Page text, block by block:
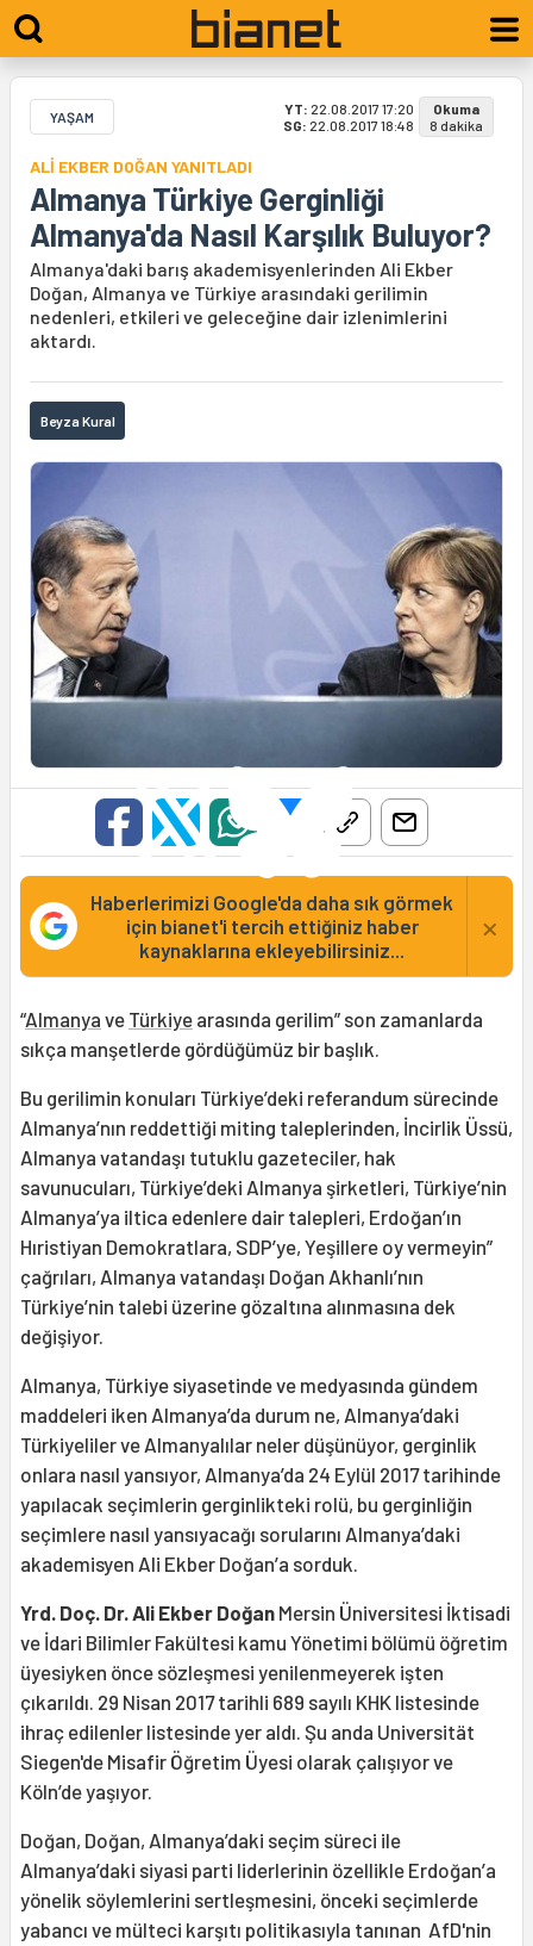
YAŞAM YT: 22.08.2017 17:20
SG: 22.08.2017 18:48
Okuma
8 dakika
ALİ EKBER DOĞAN YANITLADI
Almanya Türkiye Gerginliği
Almanya'da Nasıl Karşılık Buluyor?
Almanya'daki barış akademisyenlerinden Ali Ekber
Doğan, Almanya ve Türkiye arasındaki gerilimin
nedenleri, etkileri ve geleceğine dair izlenimlerini
aktardı.
Beyza Kural
Haberlerimizi Google'da daha sık görmek
için bianet'i tercih ettiğiniz haber
kaynaklarına ekleyebilirsiniz...
×
“Almanya ve Türkiye arasında gerilim” son zamanlarda
sıkça manşetlerde gördüğümüz bir başlık.
Bu gerilimin konuları Türkiye’deki referandum sürecinde
Almanya’nın reddettiği miting taleplerinden, İncirlik Üssü,
Almanya vatandaşı tutuklu gazeteciler, hak
savunucuları, Türkiye’deki Almanya şirketleri, Türkiye’nin
Almanya’ya iltica edenlere dair talepleri, Erdoğan’ın
Hıristiyan Demokratlara, SDP’ye, Yeşillere oy vermeyin”
çağrıları, Almanya vatandaşı Doğan Akhanlı’nın
Türkiye’nin talebi üzerine gözaltına alınmasına dek
değişiyor.
Almanya, Türkiye siyasetinde ve medyasında gündem
maddeleri iken Almanya’da durum ne, Almanya’daki
Türkiyeliler ve Almanyalılar neler düşünüyor, gerginlik
onlara nasıl yansıyor, Almanya’da 24 Eylül 2017 tarihinde
yapılacak seçimlerin gerginlikteki rolü, bu gerginliğin
seçimlere nasıl yansıyacağı sorularını Almanya’daki
akademisyen Ali Ekber Doğan’a sorduk.
Yrd. Doç. Dr. Ali Ekber Doğan Mersin Üniversitesi İktisadi
ve İdari Bilimler Fakültesi kamu Yönetimi bölümü öğretim
üyesiyken önce sözleşmesi yenilenmeyerek işten
çıkarıldı. 29 Nisan 2017 tarihli 689 sayılı KHK listesinde
ihraç edilenler listesinde yer aldı. Şu anda Universität
Siegen'de Misafir Öğretim Üyesi olarak çalışıyor ve
Köln’de yaşıyor.
Doğan, Doğan, Almanya’daki seçim süreci ile
Almanya’daki siyasi parti liderlerinin özellikle Erdoğan’a
yönelik söylemlerini sertleşmesini, önceki seçimlerde
yabancı ve mülteci karşıtı politikasıyla tanınan AfD'nin